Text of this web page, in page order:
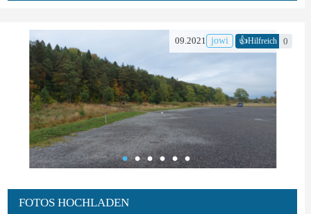
09.2021 jowi 👍Hilfreich 0
FOTOS HOCHLADEN